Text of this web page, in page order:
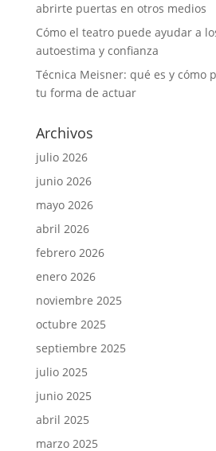
abrirte puertas en otros medios
Cómo el teatro puede ayudar a
autoestima y confianza
Técnica Meisner: qué es y cómo
tu forma de actuar
Archivos
julio 2026
junio 2026
mayo 2026
abril 2026
febrero 2026
enero 2026
noviembre 2025
octubre 2025
septiembre 2025
julio 2025
junio 2025
abril 2025
marzo 2025